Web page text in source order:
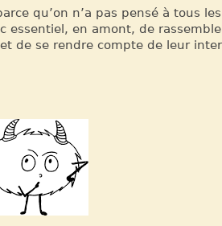
qu’on n’a pas pensé à tous
essentiel, en amont, de
de se rendre compte de leur